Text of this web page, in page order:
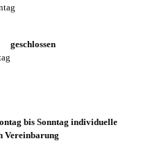
geschlossen
bis Sonntag individuelle
Vereinbarung